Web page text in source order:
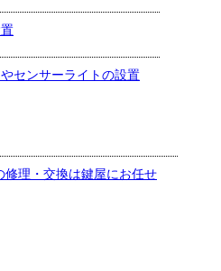
センサーライトの設置
修理・交換は鍵屋にお任せ